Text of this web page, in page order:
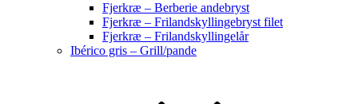
Fjerkræ – Berberie andebryst
Fjerkræ – Frilandskyllingebryst filet
Fjerkræ – Frilandskyllingelår
Ibérico gris – Grill/pande